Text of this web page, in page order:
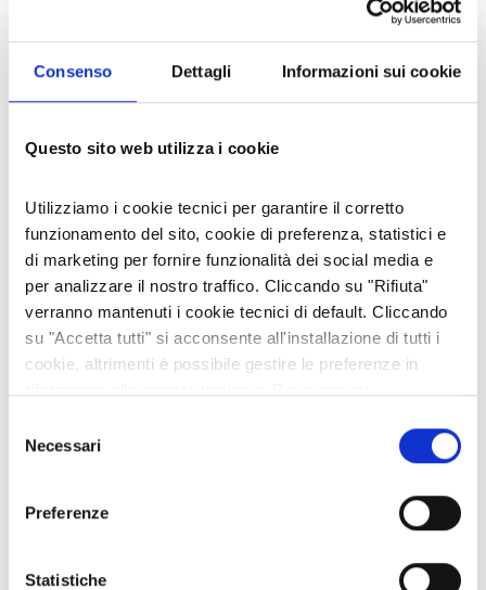
Consenso Dettagli Informazioni sui cookie
Questo sito web utilizza i cookie
Utilizziamo i cookie tecnici per garantire il corretto
funzionamento del sito, cookie di preferenza, statistici e
di marketing per fornire funzionalità dei social media e
per analizzare il nostro traffico. Cliccando su "Rifiuta"
verranno mantenuti i cookie tecnici di default. Cliccando
su "Accetta tutti" si acconsente all'installazione di tutti i
cookie, altrimenti è possibile gestire le preferenze in
delNecessari
Preferenze
Statistiche
fece con altissima precisione, vicino alla sonda
Foto di Alberto Blisa
1970, dopo 55 ore di volo ebbe un problema, che il
comandante Jim Lovell comunicò con la famosa
quattro serbatoi di ossigeno era esploso: gli
astronauti dovettero rinunciare alla missione ed
fortunatamente si concluse positivamente. A